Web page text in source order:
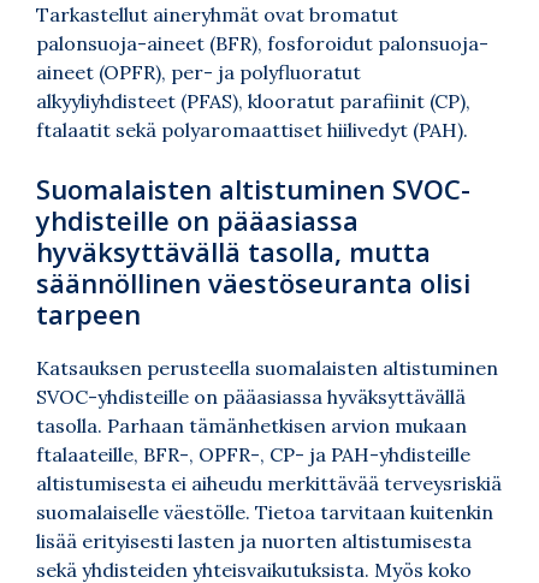
Tarkastellut aineryhmät ovat bromatut
palonsuoja-aineet (BFR), fosforoidut palonsuoja-
aineet (OPFR), per- ja polyfluoratut
alkyyliyhdisteet (PFAS), klooratut parafiinit (CP),
ftalaatit sekä polyaromaattiset hiilivedyt (PAH).
Suomalaisten altistuminen SVOC-
yhdisteille on pääasiassa
hyväksyttävällä tasolla, mutta
säännöllinen väestöseuranta olisi
tarpeen
Katsauksen perusteella suomalaisten altistuminen
SVOC-yhdisteille on pääasiassa hyväksyttävällä
tasolla. Parhaan tämänhetkisen arvion mukaan
ftalaateille, BFR-, OPFR-, CP- ja PAH-yhdisteille
altistumisesta ei aiheudu merkittävää terveysriskiä
suomalaiselle väestölle. Tietoa tarvitaan kuitenkin
lisää erityisesti lasten ja nuorten altistumisesta
sekä yhdisteiden yhteisvaikutuksista. Myös koko